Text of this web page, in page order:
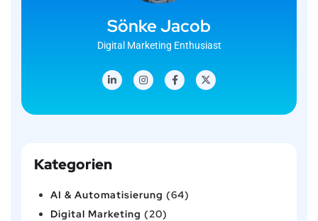
Sönke Jacob
Digital Marketing Enthusiast
Kategorien
AI & Automatisierung (64)
Digital Marketing (20)